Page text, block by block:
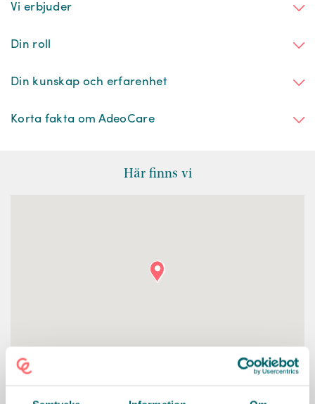
Vi erbjuder
Din roll
Din kunskap och erfarenhet
Korta fakta om AdeoCare
Här finns vi